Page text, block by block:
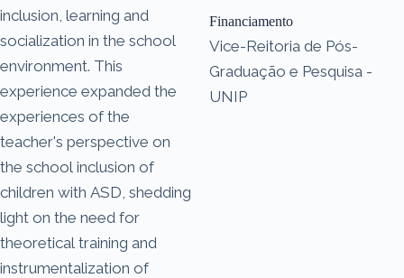
inclusion, learning and
socialization in the school
environment. This
experience expanded the
experiences of the
teacher's perspective on
the school inclusion of
children with ASD, shedding
light on the need for
theoretical training and
instrumentalization of
Financiamento
Vice-Reitoria de Pós-
Graduação e Pesquisa -
UNIP